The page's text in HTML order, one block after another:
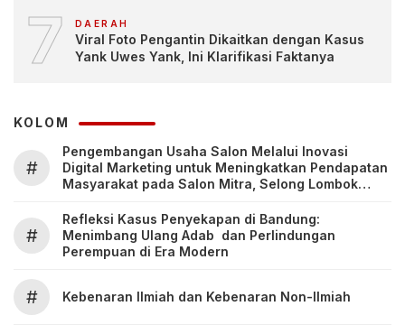
7 DAERAH
Viral Foto Pengantin Dikaitkan dengan Kasus
Yank Uwes Yank, Ini Klarifikasi Faktanya
KOLOM
#
Pengembangan Usaha Salon Melalui Inovasi
Digital Marketing untuk Meningkatkan Pendapatan
Masyarakat pada Salon Mitra, Selong Lombok
#
Refleksi Kasus Penyekapan di Bandung:
Menimbang Ulang Adab dan Perlindungan
Perempuan di Era Modern
# Kebenaran Ilmiah dan Kebenaran Non-Ilmiah